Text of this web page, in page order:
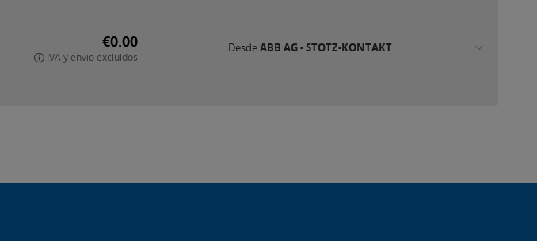
€0.00
IVA y envío excluidos
DesdeABB AG - STOTZ-KONTAKT